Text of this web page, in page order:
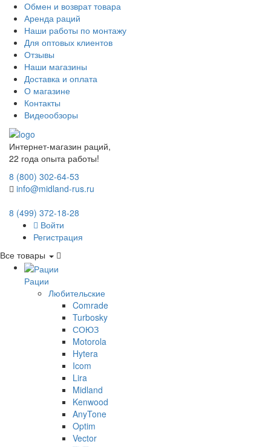
Обмен и возврат товара
Аренда раций
Наши работы по монтажу
Для оптовых клиентов
Отзывы
Наши магазины
Доставка и оплата
О магазине
Контакты
Видеообзоры
Интернет-магазин раций,
22 года опыта работы!
8 (800) 302-64-53
info@midland-rus.ru
8 (499) 372-18-28
Войти
Регистрация
Все товары
Рации
Любительские
Comrade
Turbosky
СОЮЗ
Motorola
Hytera
Icom
Lira
Midland
Kenwood
AnyTone
Optim
Vector